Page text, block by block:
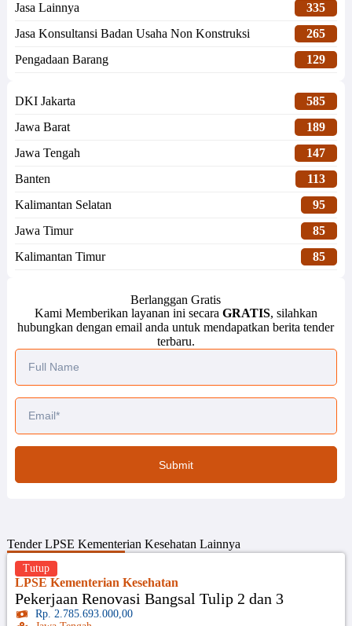
Jasa Lainnya
335
Jasa Konsultansi Badan Usaha Non Konstruksi
265
Pengadaan Barang
129
DKI Jakarta
585
Jawa Barat
189
Jawa Tengah
147
Banten
113
Kalimantan Selatan
95
Jawa Timur
85
Kalimantan Timur
85
Berlanggan Gratis
Kami Memberikan layanan ini secara GRATIS, silahkan
hubungkan dengan email anda untuk mendapatkan berita tender
terbaru.
Submit
TenderLPSE Kementerian Kesehatan Lainnya
LPSE Kementerian Kesehatan
Pekerjaan Renovasi Bangsal Tulip 2 dan 3
Rp. 2.785.693.000,00
Tutup